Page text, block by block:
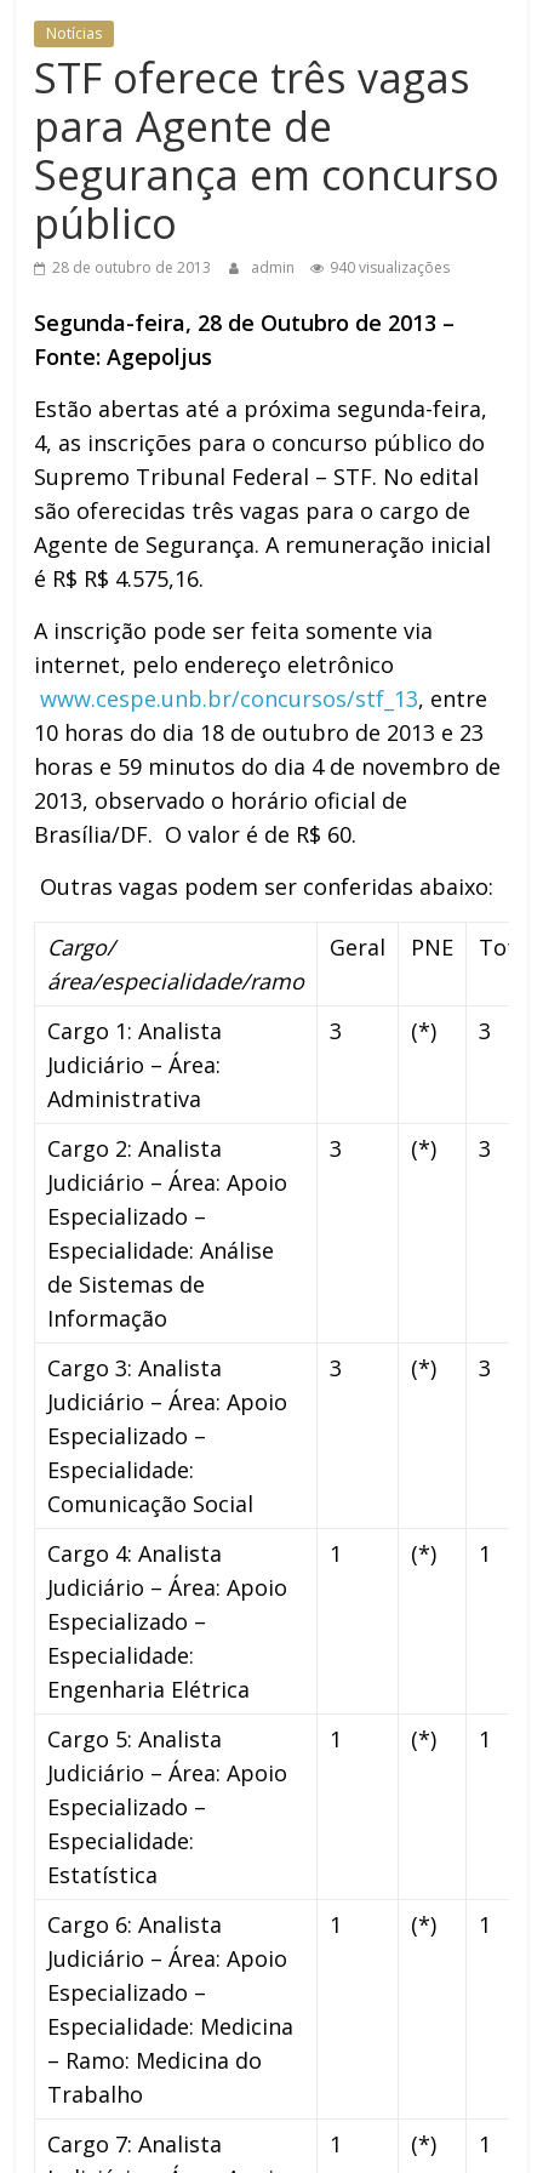
Notícias
STF oferece três vagas
para Agente de
Segurança em concurso
público
28 de outubro de 2013 admin 940 visualizações
Segunda-feira, 28 de Outubro de 2013 –
Fonte: Agepoljus
Estão abertas até a próxima segunda-feira,
4, as inscrições para o concurso público do
Supremo Tribunal Federal – STF. No edital
são oferecidas três vagas para o cargo de
Agente de Segurança. A remuneração inicial
é R$ R$ 4.575,16.
A inscrição pode ser feita somente via
internet, pelo endereço eletrônico
www.cespe.unb.br/concursos/stf_13, entre
10 horas do dia 18 de outubro de 2013 e 23
horas e 59 minutos do dia 4 de novembro de
2013, observado o horário oficial de
Brasília/DF. O valor é de R$ 60.
Outras vagas podem ser conferidas abaixo:
Cargo/
área/especialidade/ramo
Geral PNE Total
Cargo 1: Analista
Judiciário – Área:
Administrativa
3 (*) 3
Cargo 2: Analista
Judiciário – Área: Apoio
Especializado –
Especialidade: Análise
de Sistemas de
Informação
3 (*) 3
Cargo 3: Analista
Judiciário – Área: Apoio
Especializado –
Especialidade:
Comunicação Social
3 (*) 3
Cargo 4: Analista
Judiciário – Área: Apoio
Especializado –
Especialidade:
Engenharia Elétrica
1 (*) 1
Cargo 5: Analista
Judiciário – Área: Apoio
Especializado –
Especialidade:
Estatística
1 (*) 1
Cargo 6: Analista
Judiciário – Área: Apoio
Especializado –
Especialidade: Medicina
– Ramo: Medicina do
Trabalho
1 (*) 1
Cargo 7: Analista
1 (*) 1